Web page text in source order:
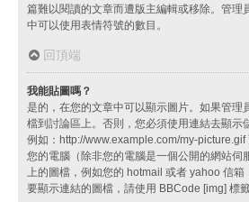
篇難以閱讀的文章而遭版主編輯或移除。管理
中可以使用表情符號的數目。
回頂端
我能貼圖嗎？
是的，在您的文章中可以顯示圖片。如果管理
檔到討論區上。否則，您必須使用連結去顯示
例如：http://www.example.com/my-
您的電腦（除非您的電腦是一個公開的網站伺
上的圖檔，例如您的 hotmail 或者 yahoo 信箱
要顯示連結的圖檔，請使用 BBCode [img] 標籤